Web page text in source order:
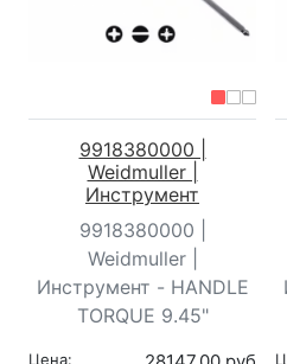
9918380000 |
Weidmuller |
Инструмент
9918380000 |
Weidmuller |
Инструмент - HANDLE
TORQUE 9.45"
Цена: